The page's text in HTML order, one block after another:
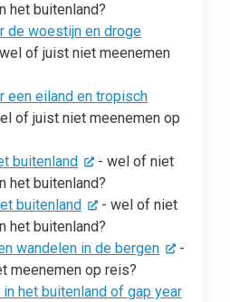
het buitenland?
de woestijn en droge
of juist niet meenemen
een eiland en tropisch
of juist niet meenemen op
buitenland
- wel of niet
het buitenland?
buitenland
- wel of niet
het buitenland?
wandelen in de bergen
-
meenemen op reis?
het buitenland of gap year